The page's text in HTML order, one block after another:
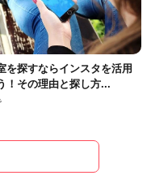
を探すならインスタを活用
！その理由と探し方...